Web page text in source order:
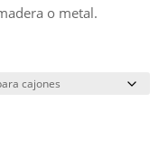
o metal.